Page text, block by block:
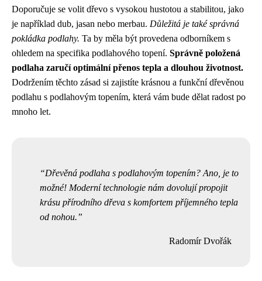
Doporučuje se volit dřevo s vysokou hustotou a stabilitou, jako
je například dub, jasan nebo merbau. Důležitá je také správná
pokládka podlahy. Ta by měla být provedena odborníkem s
ohledem na specifika podlahového topení. Správně položená
podlaha zaručí optimální přenos tepla a dlouhou životnost.
Dodržením těchto zásad si zajistíte krásnou a funkční dřevěnou
podlahu s podlahovým topením, která vám bude dělat radost po
mnoho let.
Dřevěná podlaha s podlahovým topením? Ano, je to
možné! Moderní technologie nám dovolují propojit
krásu přírodního dřeva s komfortem příjemného tepla
od nohou.
Radomír Dvořák